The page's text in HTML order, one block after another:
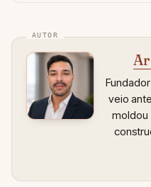
veio
moldou